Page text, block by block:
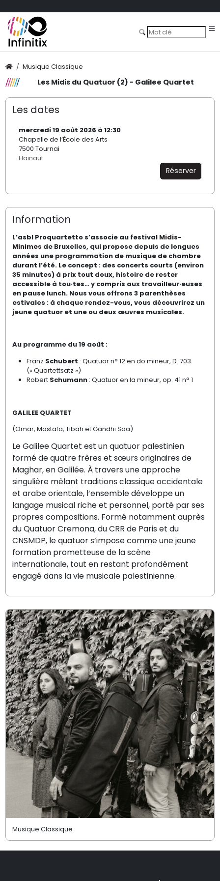
Musique Classique
Les Midis du Quatuor (2) - Galilee Quartet
Les dates
mercredi 19 août 2026 à 12:30
Chapelle de l’École des Arts
7500 Tournai
Hainaut
Réserver
Information
L’asbl Proquartetto s’associe au festival Midis-
Minimes de Bruxelles, qui propose depuis de longues
années une programmation de musique de chambre
durant l’été. Le concept : des concerts courts (environ
35 minutes) à prix tout doux, histoire de rester
accessible à tou·tes… y compris aux travailleur·euses
en pause lunch. Nous vous offrons 3 parenthèses
estivales : à chaque rendez-vous, vous découvrirez un
jeune quatuor et une ou deux œuvres musicales.
Au programme du 19 août :
Franz Schubert : Quatuor n° 12 en do mineur, D. 703
(« Quartettsatz »)
Robert Schumann: Quatuor en la mineur, op. 41 n° 1
GALILEE QUARTET
(Omar, Mostafa, Tibah et Gandhi Saa)
Le Galilee Quartet est un quatuor palestinien
formé de quatre frères et sœurs originaires de
Maghar, en Galilée. À travers une approche
singulière mêlant traditions classique occidentale
et arabe orientale, l’ensemble développe un
langage musical riche et personnel, porté par ses
propres compositions. Formé notamment auprès
du Quatuor Cremona, du CRR de Paris et du
CNSMDP, le quatuor s’impose comme une jeune
formation prometteuse de la scène
internationale, tout en restant profondément
engagé dans la vie musicale palestinienne.
Musique Classique